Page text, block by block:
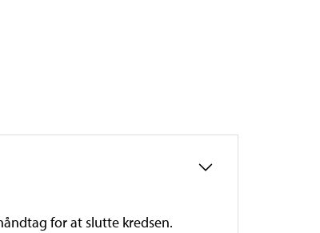
for at slutte kredsen.